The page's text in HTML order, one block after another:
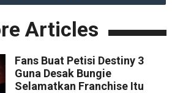
Articles
Fans Buat Petisi Destiny 3
Guna Desak Bungie
Selamatkan Franchise Itu